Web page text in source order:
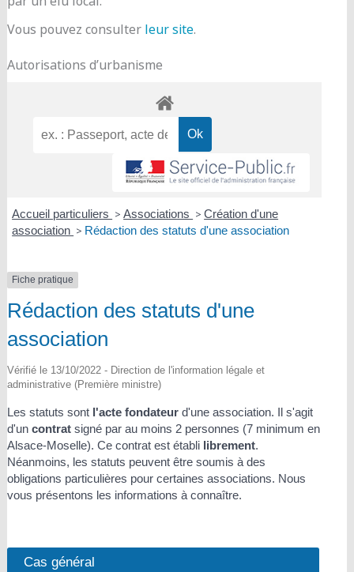
Vous pouvez consulter leur site.
Autorisations d’urbanisme
Accueil particuliers > Associations > Création d'une
association > Rédaction des statuts d'une association
Fiche pratique
Rédaction des statuts d'une
association
Vérifié le 13/10/2022 - Direction de l'information légale et
administrative (Première ministre)
Les statuts sontl'acte fondateurd'une association. Il s'agit
d'un contratsigné par au moins 2 personnes (7 minimum en
Alsace-Moselle). Ce contrat est établi librement.
Néanmoins, les statuts peuvent être soumis à des
obligations particulières pour certaines associations. Nous
vous présentons les informations à connaître.
Cas général